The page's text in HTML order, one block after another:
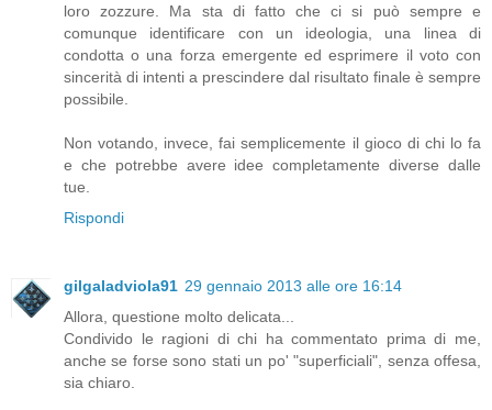
loro zozzure. Ma sta di fatto che ci si può sempre e
comunque identificare con un ideologia, una linea di
condotta o una forza emergente ed esprimere il voto con
sincerità di intenti a prescindere dal risultato finale è sempre
possibile.
Non votando, invece, fai semplicemente il gioco di chi lo fa
e che potrebbe avere idee completamente diverse dalle
tue.
Rispondi
gilgaladviola91 29 gennaio 2013 alle ore 16:14
Allora, questione molto delicata...
Condivido le ragioni di chi ha commentato prima di me,
anche se forse sono stati un po' "superficiali", senza offesa,
sia chiaro.